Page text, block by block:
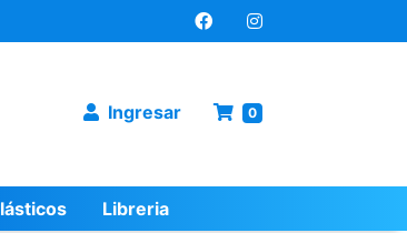
Ingresar 0
Libreria